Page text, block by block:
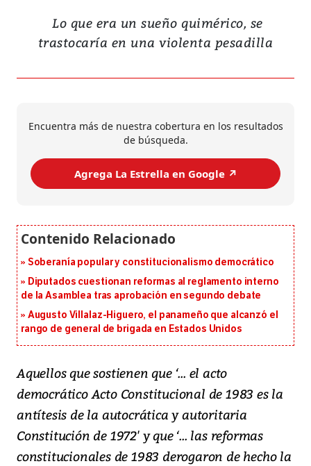
Lo que era un sueño quimérico, se
trastocaría en una violenta pesadilla
Encuentra más de nuestra cobertura en los resultados
de búsqueda.
Agrega La Estrella en Google ↗️
Soberanía popular y constitucionalismo democrático
Diputados cuestionan reformas al reglamento interno
de la Asamblea tras aprobación en segundo debate
Augusto Villalaz-Higuero, el panameño que alcanzó el
rango de general de brigada en Estados Unidos
Aquellos que sostienen que ‘... el acto
democrático Acto Constitucional de 1983 es la
antítesis de la autocrática y autoritaria
Constitución de 1972' y que ‘... las reformas
constitucionales de 1983 derogaron de hecho la